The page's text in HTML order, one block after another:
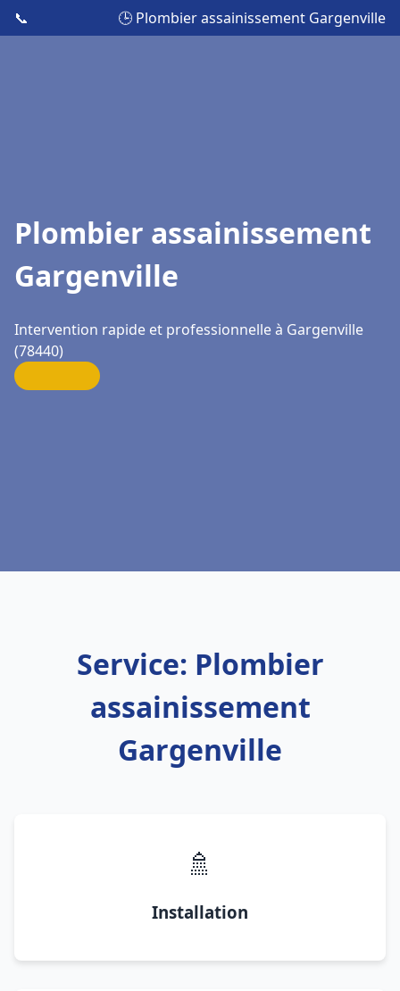
📞 🕒 Plombier assainissement Gargenville
Plombier assainissement
Gargenville
Intervention rapide et professionnelle à Gargenville
(78440)
Service: Plombier
assainissement
Gargenville
🚿
Installation